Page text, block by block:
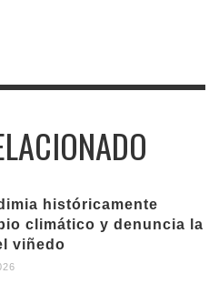
históricamente
climático y denuncia la
viñedo